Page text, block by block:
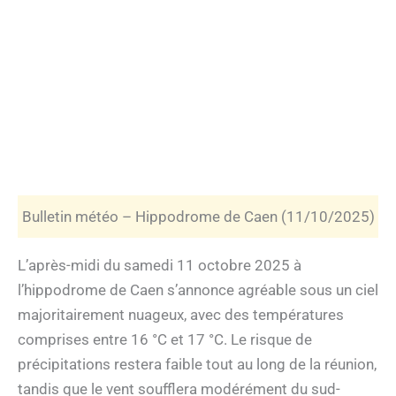
Bulletin météo – Hippodrome de Caen (11/10/2025)
L’après-midi du samedi 11 octobre 2025 à
l’hippodrome de Caen s’annonce agréable sous un ciel
majoritairement nuageux, avec des températures
comprises entre 16 °C et 17 °C. Le risque de
précipitations restera faible tout au long de la réunion,
tandis que le vent soufflera modérément du sud-